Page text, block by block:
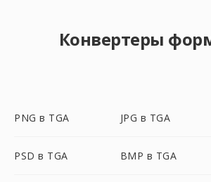
Конвертеры
PNG в TGA JPG в TGA
PSD в TGA BMP в TGA